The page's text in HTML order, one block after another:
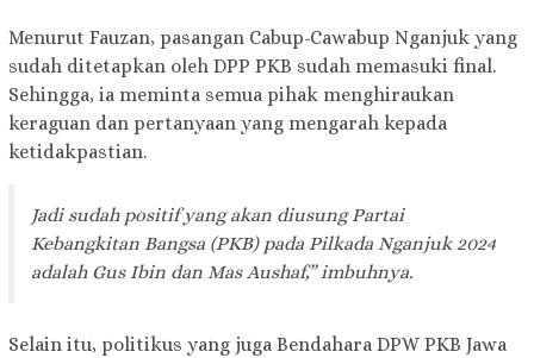
Menurut Fauzan, pasangan Cabup-Cawabup Nganjuk yang
sudah ditetapkan oleh DPP PKB sudah memasuki final.
Sehingga, ia meminta semua pihak menghiraukan
keraguan dan pertanyaan yang mengarah kepada
ketidakpastian.
Jadi sudah positif yang akan diusung Partai
Kebangkitan Bangsa (PKB) pada Pilkada Nganjuk 2024
adalah Gus Ibin dan Mas Aushaf,” imbuhnya.
Selain itu, politikus yang juga Bendahara DPW PKB Jawa